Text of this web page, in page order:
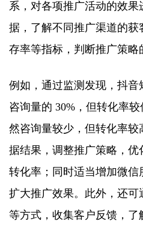
系，对各项推广活动的效
据，了解不同推广渠道的获
存率等指标，判断推广策略
例如，通过监测发现，抖
咨询量的 30%，但转化率
然咨询量较少，但转化率
据结果，调整推广策略，
转化率；同时适当增加微信
扩大推广效果。此外，还
等方式，收集客户反馈，了